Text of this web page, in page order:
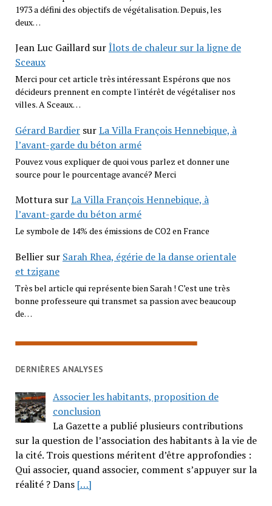
1973 a défini des objectifs de végétalisation. Depuis, les
deux…
Jean Luc GaillardsurÎlots de chaleur sur la ligne de
Sceaux
Merci pour cet article très intéressant Espérons que nos
décideurs prennent en compte l'intérêt de végétaliser nos
villes. A Sceaux…
Gérard BardiersurLa Villa François Hennebique, à
l’avant-garde du béton armé
Pouvez vous expliquer de quoi vous parlez et donner une
source pour le pourcentage avancé? Merci
MotturasurLa Villa François Hennebique, à
l’avant-garde du béton armé
Le symbole de 14% des émissions de CO2 en France
Belliersur Sarah Rhea, égérie de la danse orientale
et tzigane
Très bel article qui représente bien Sarah ! C’est une très
bonne professeure qui transmet sa passion avec beaucoup
de…
DERNIÈRES ANALYSES
Associer les habitants, proposition de
conclusion
La Gazette a publié plusieurs contributions
sur la question de l’association des habitants à la vie de
la cité. Trois questions méritent d’être approfondies :
Qui associer, quand associer, comment s’appuyer sur la
réalité ? Dans […]